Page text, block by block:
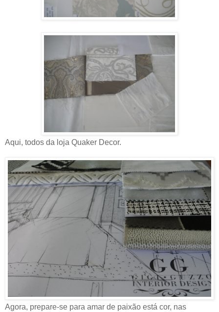
Aqui, todos da loja Quaker Decor.
Agora, prepare-se para amar de paixão está cor, nas